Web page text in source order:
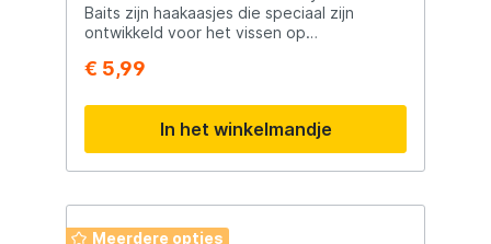
Baits zijn haakaasjes die speciaal zijn
ontwikkeld voor het vissen op
kenmerken en toepassingen van deze
Smaakstoffen: De Durable Hook Pellets
staan bekend om hun sterke geur- en
smaakstoffen die onder water vrijkomen.
Dit maakt ze aantrekkelijk voor vissen en
vissoorten. Verschillende Smaken en
Maten: Deze haakaasjes zijn verkrijgbaar in
€ 5,99
In het winkelmandje
Meerdere opties